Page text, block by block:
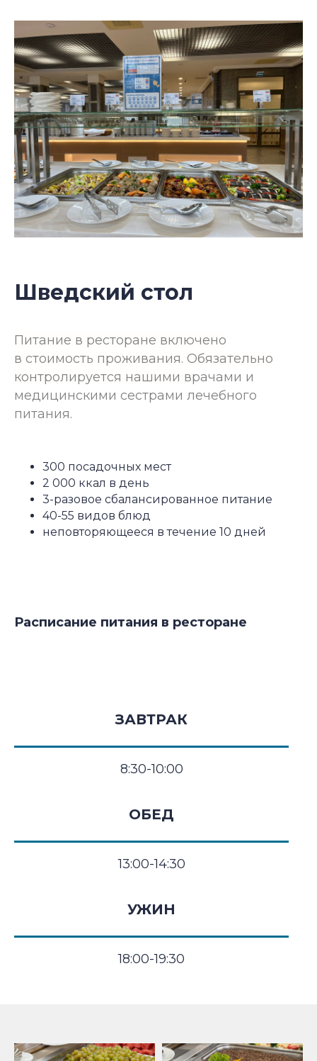
Шведский стол
Питание в ресторане включено
в стоимость проживания. Обязательно
контролируется нашими врачами и
медицинскими сестрами лечебного
питания.
300 посадочных мест
2 000 ккал в день
3-разовое сбалансированное питание
40-55 видов блюд
неповторяющееся в течение 10 дней
Расписание питания в ресторане
ЗАВТРАК
8:30-10:00
ОБЕД
13:00-14:30
УЖИН
18:00-19:30